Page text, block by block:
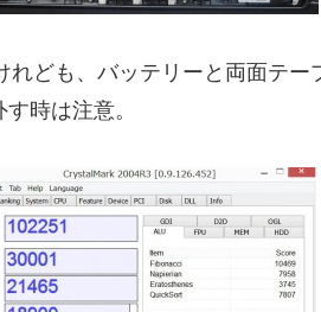
ども、バッテリーと両面テ
時は注意。